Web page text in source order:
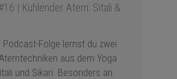
| Kühlender Atem: Sitali &
Podcast-Folge lernst du zwei
aus dem Yoga
und Sikari. Besonders an